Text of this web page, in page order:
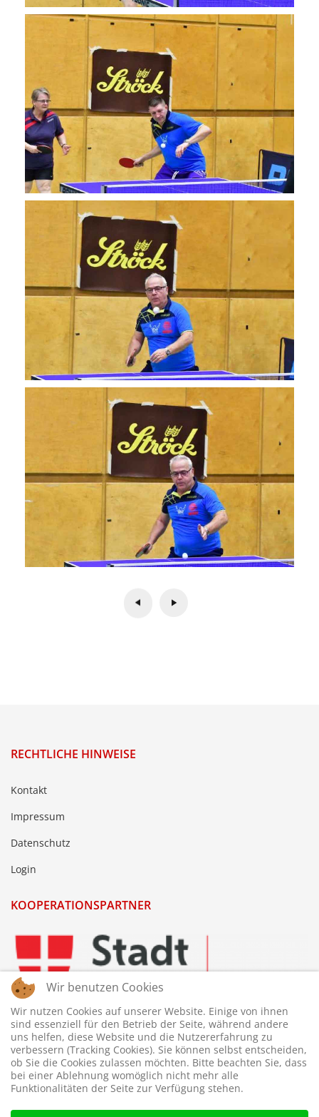
RECHTLICHE HINWEISE
Kontakt
Impressum
Datenschutz
Login
KOOPERATIONSPARTNER
Wir benutzen Cookies
Wir nutzen Cookies auf unserer Website. Einige von ihnen
sind essenziell für den Betrieb der Seite, während andere
uns helfen, diese Website und die Nutzererfahrung zu
verbessern (Tracking Cookies). Sie können selbst entscheiden,
ob Sie die Cookies zulassen möchten. Bitte beachten Sie, dass
bei einer Ablehnung womöglich nicht mehr alle
Funktionalitäten der Seite zur Verfügung stehen.